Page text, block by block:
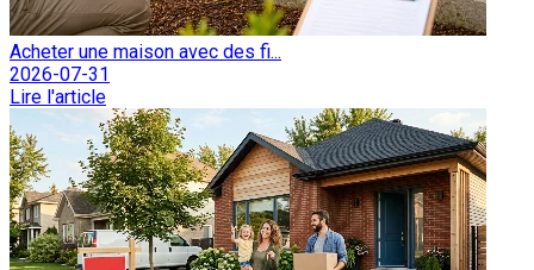
Acheter une maison avec des fi...
2026-07-31
Lire l'article